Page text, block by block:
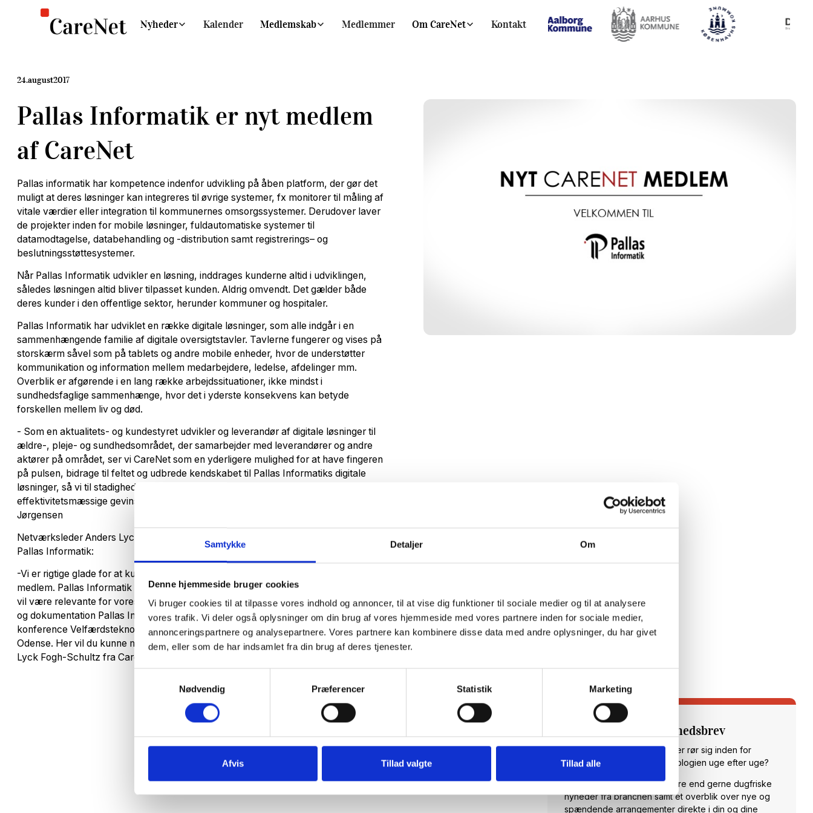
Samtykke Detaljer Om
Denne hjemmeside bruger cookies
Vi bruger cookies til at tilpasse vores indhold og annoncer, til at vise dig funktioner til sociale medier og til at analysere
vores trafik. Vi deler også oplysninger om din brug af vores hjemmeside med vores partnere inden for sociale medier,
annonceringspartnere og analysepartnere. Vores partnere kan kombinere disse data med andre oplysninger, du har givet
dem, eller som de har indsamlet fra din brug af deres tjenester.
Nødvendig
Præferencer Statistik Marketing
Afvis Tillad valgte Tillad alle
Nyheder Kalender Medlemskab Medlemmer Om CareNet Kontakt
24.august2017
Pallas Informatik er nyt medlem
af CareNet
Pallas informatik har kompetence indenfor udvikling på åben platform, der gør det
muligt at deres løsninger kan integreres til øvrige systemer, fx monitorer til måling af
vitale værdier eller integration til kommunernes omsorgssystemer. Derudover laver
de projekter inden for mobile løsninger, fuldautomatiske systemer til
datamodtagelse, databehandling og -distribution samt registrerings– og
beslutningsstøttesystemer.
Når Pallas Informatik udvikler en løsning, inddrages kunderne altid i udviklingen,
således løsningen altid bliver tilpasset kunden. Aldrig omvendt. Det gælder både
deres kunder i den offentlige sektor, herunder kommuner og hospitaler.
Pallas Informatik har udviklet en række digitale løsninger, som alle indgår i en
sammenhængende familie af digitale oversigtstavler. Tavlerne fungerer og vises på
storskærm såvel som på tablets og andre mobile enheder, hvor de understøtter
kommunikation og information mellem medarbejdere, ledelse, afdelinger mm.
Overblik er afgørende i en lang række arbejdssituationer, ikke mindst i
sundhedsfaglige sammenhænge, hvor det i yderste konsekvens kan betyde
forskellen mellem liv og død.
- Som en aktualitets- og kundestyret udvikler og leverandør af digitale løsninger til
ældre-, pleje- og sundhedsområdet, der samarbejder med leverandører og andre
aktører på området, ser vi CareNet som en yderligere mulighed for at have fingeren
på pulsen, bidrage til feltet og udbrede kendskabet til Pallas Informatiks digitale
løsninger, så vi til stadighed understøtter den faglige, organisatoriske og
effektivitetsmæssige gevinst hos vores kunder, fortæller direktør Ole Bremholm
Jørgensen
Netværksleder Anders Lyck Fogh-Schultz glæder sig til det nye samarbejde med
Pallas Informatik:
-Vi er rigtige glade for at kunne byde Pallas Informatik A/S velkommen som nyt
medlem. Pallas Informatik tilbyder interessante overbliksløsninger, som jeg vurdere
vil være relevante for vores kommunale medlemmer, især inden for kvalitetssikring
og dokumentation Pallas Informatik deltager i øvrigt med en stand på vores store
konference Velfærdsteknologi anno 2017, som afholdes d.14 september 2017 i
Odense. Her vil du kunne møde virksomheden og høre meget mere, slutter Anders
Lyck Fogh-Schultz fra CareNet.
Tilmeld dig vores nyhedsbrev
Vil du opdateres på, hvad der rør sig inden for
sundheds- og velfærdsteknologien uge efter uge?
Hos CareNet leverer vi hellere end gerne dugfriske
nyheder fra branchen samt et overblik over nye og
spændende arrangementer direkte i din og dine